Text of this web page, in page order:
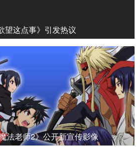
望这点事》引发热议
法老师2》公开新宣传影像